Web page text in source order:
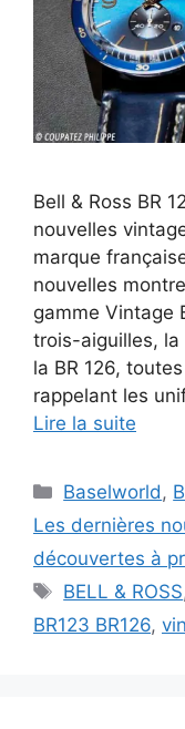
Bell & Ross BR
nouvelles
marque
nouvelles
gamme Vintage
trois-aiguilles, la
la BR 126,
rappelant les
Lire la suite
Catégories
Baselworld,
Les dernières
découvertes à
Étiquettes
BELL & ROSS
BR123 BR126,